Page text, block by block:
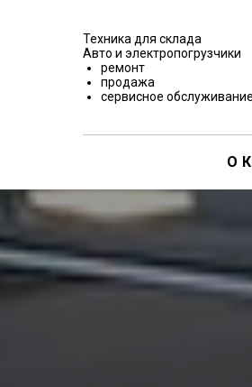
Техника для склада
Авто и электропогрузчики
ремонт
продажа
сервисное обслуживание
О